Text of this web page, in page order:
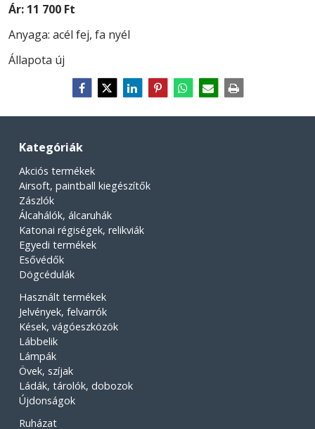
Ár: 11 700 Ft
Anyaga: acél fej, fa nyél
Állapota új
Kategóriák
Akciós termékek
Airsoft, paintball kiegészítők
Zászlók
Álcahálók, álcaruhák
Katonai régiségek, relikviák
Egyedi termékek
Esővédők
Dögcédulák
Használt termékek
Jelvények, felvarrók
Kések, vágóeszközök
Lábbelik
Lámpák
Övek, szíjak
Ládák, tárolók, dobozok
Újdonságok
Ruházat